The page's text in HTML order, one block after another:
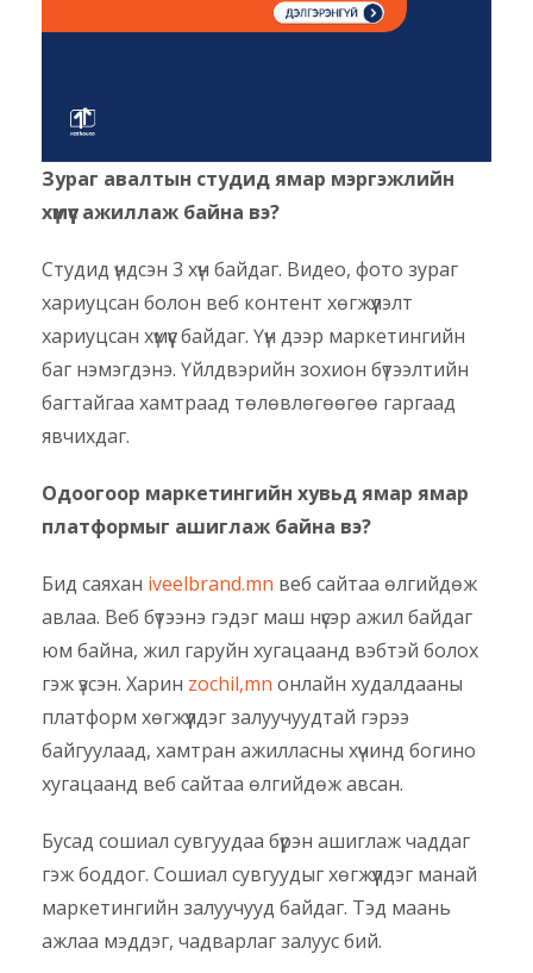
Зураг авалтын студид ямар мэргэжлийн
хүмүүс ажиллаж байна вэ?
Студид үндсэн 3 хүн байдаг. Видео, фото зураг
хариуцсан болон веб контент хөгжүүлэлт
хариуцсан хүмүүс байдаг. Үүн дээр маркетингийн
баг нэмэгдэнэ. Үйлдвэрийн зохион бүтээлтийн
багтайгаа хамтраад төлөвлөгөөгөө гаргаад
явчихдаг.
Одоогоор маркетингийн хувьд ямар ямар
платформыг ашиглаж байна вэ?
Бид саяхан iveelbrand.mn веб сайтаа өлгийдөж
авлаа. Веб бүтээнэ гэдэг маш нүсэр ажил байдаг
юм байна, жил гаруйн хугацаанд вэбтэй болох
гэж үзсэн. Харин zochil,mn онлайн худалдааны
платформ хөгжүүлдэг залуучуудтай гэрээ
байгуулаад, хамтран ажилласны хүчинд богино
хугацаанд веб сайтаа өлгийдөж авсан.
Бусад сошиал сувгуудаа бүрэн ашиглаж чаддаг
гэж боддог. Сошиал сувгуудыг хөгжүүлдэг манай
маркетингийн залуучууд байдаг. Тэд маань
ажлаа мэддэг, чадварлаг залуус бий.